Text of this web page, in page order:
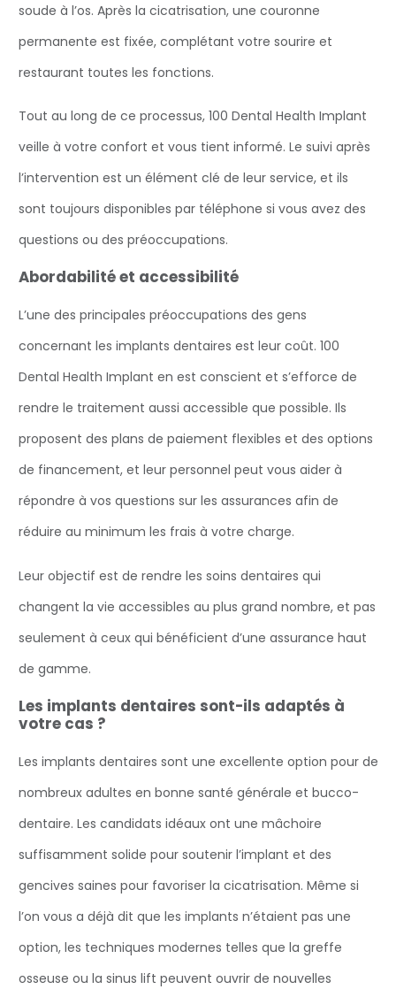
soude à l’os. Après la cicatrisation, une couronne
permanente est fixée, complétant votre sourire et
restaurant toutes les fonctions.
Tout au long de ce processus, 100 Dental Health Implant
veille à votre confort et vous tient informé. Le suivi après
l’intervention est un élément clé de leur service, et ils
sont toujours disponibles par téléphone si vous avez des
questions ou des préoccupations.
Abordabilité et accessibilité
L’une des principales préoccupations des gens
concernant les implants dentaires est leur coût. 100
Dental Health Implant en est conscient et s’efforce de
rendre le traitement aussi accessible que possible. Ils
proposent des plans de paiement flexibles et des options
de financement, et leur personnel peut vous aider à
répondre à vos questions sur les assurances afin de
réduire au minimum les frais à votre charge.
Leur objectif est de rendre les soins dentaires qui
changent la vie accessibles au plus grand nombre, et pas
seulement à ceux qui bénéficient d’une assurance haut
de gamme.
Les implants dentaires sont-ils adaptés à
votre cas ?
Les implants dentaires sont une excellente option pour de
nombreux adultes en bonne santé générale et bucco-
dentaire. Les candidats idéaux ont une mâchoire
suffisamment solide pour soutenir l’implant et des
gencives saines pour favoriser la cicatrisation. Même si
l’on vous a déjà dit que les implants n’étaient pas une
option, les techniques modernes telles que la greffe
osseuse ou la sinus lift peuvent ouvrir de nouvelles